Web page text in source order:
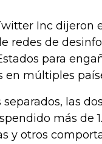
Inc dijeron
redes de
para
en múltiples
las
más de
y otros